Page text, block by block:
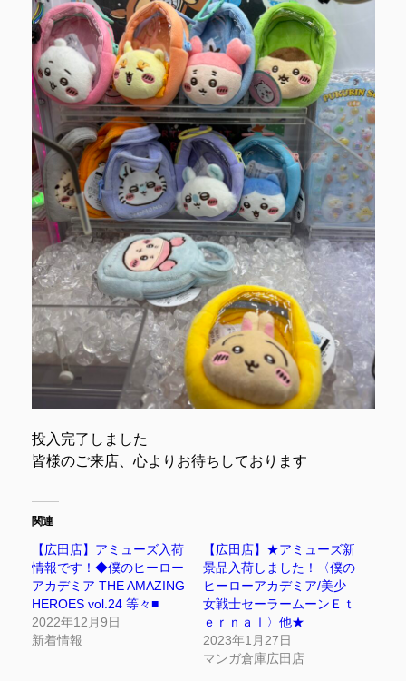
投入完了しました
皆様のご来店、心よりお待ちしております
関連
【広田店】アミューズ入荷
情報です！◆僕のヒーロー
アカデミア THE AMAZING
HEROES vol.24 等々■
2022年12月9日
新着情報
【広田店】★アミューズ新
景品入荷しました！〈僕の
ヒーローアカデミア/美少
女戦士セーラームーンＥｔ
ｅｒｎａｌ〉他★
2023年1月27日
マンガ倉庫広田店